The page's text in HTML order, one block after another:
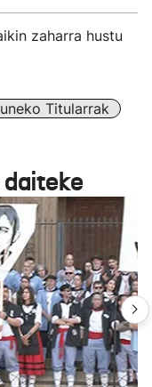
zaharra hustu
Titularrak